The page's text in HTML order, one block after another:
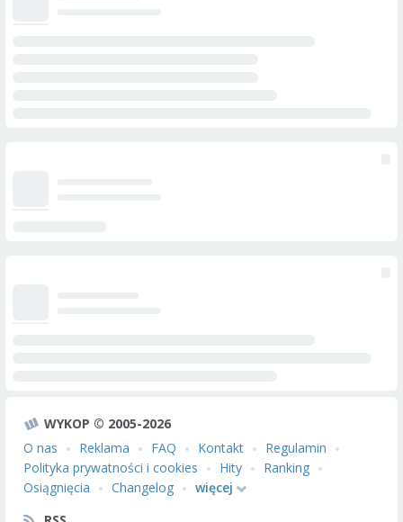
WYKOP © 2005-2026
O nas
Reklama FAQ Kontakt
Regulamin
Polityka prywatności i cookies
Hity
Ranking
Osiągnięcia
Changelog
więcej